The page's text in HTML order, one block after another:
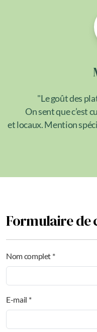
"Le goût des
On sent que c’est
et locaux. Mention
Formulaire de
Nom complet *
E-mail *